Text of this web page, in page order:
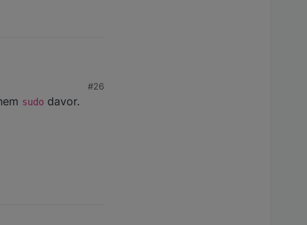
#26
sudo davor.